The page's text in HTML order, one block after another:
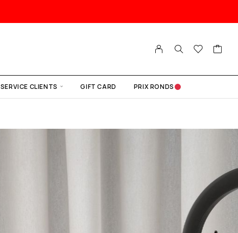
SERVICE CLIENTS GIFT CARD PRIX RONDS